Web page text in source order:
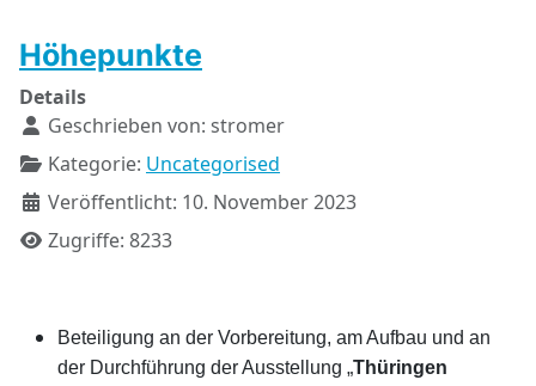
Höhepunkte
Details
Geschrieben von: stromer
Kategorie: Uncategorised
Veröffentlicht: 10. November 2023
Zugriffe: 8233
Beteiligung an der Vorbereitung, am Aufbau und an
der Durchführung der Ausstellung „Thüringen